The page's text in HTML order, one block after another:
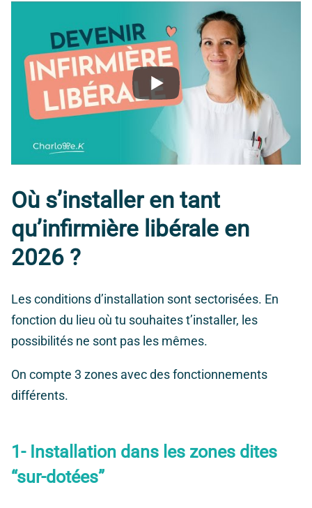
Où s’installer en tant
qu’infirmière libérale en
2026 ?
Les conditions d’installation sont sectorisées. En
fonction du lieu où tu souhaites t’installer, les
possibilités ne sont pas les mêmes.
On compte 3 zones avec des fonctionnements
différents.
1- Installation dans les zones dites
“sur-dotées”